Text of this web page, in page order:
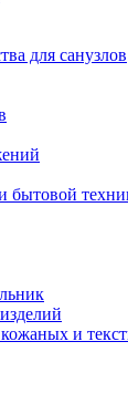
для санузлов
бытовой
кожаных и